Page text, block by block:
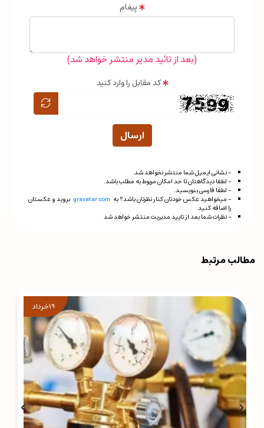
پیغام
(بعد از تائید مدیر منتشر خواهد شد)
کد مقابل را وارد کنید
ارسال
- نشانی ایمیل شما منتشر نخواهد شد.
- لطفا دیدگاهتان تا حد امکان مربوط به مطلب باشد.
- لطفا فارسی بنویسید.
- میخواهید عکس خودتان کنار نظرتان باشد؟ به gravatar.com بروید و عکستان
را اضافه کنید.
- نظرات شما بعد از تایید مدیریت منتشر خواهد شد
مطالب مرتبط
19خرداد